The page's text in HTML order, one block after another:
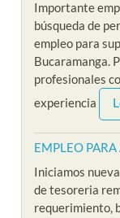
Importante
búsqueda de
empleo para
Bucaramanga.
profesionales
experiencia
EMPLEO
Iniciamos
de tesoreria
requerimiento,